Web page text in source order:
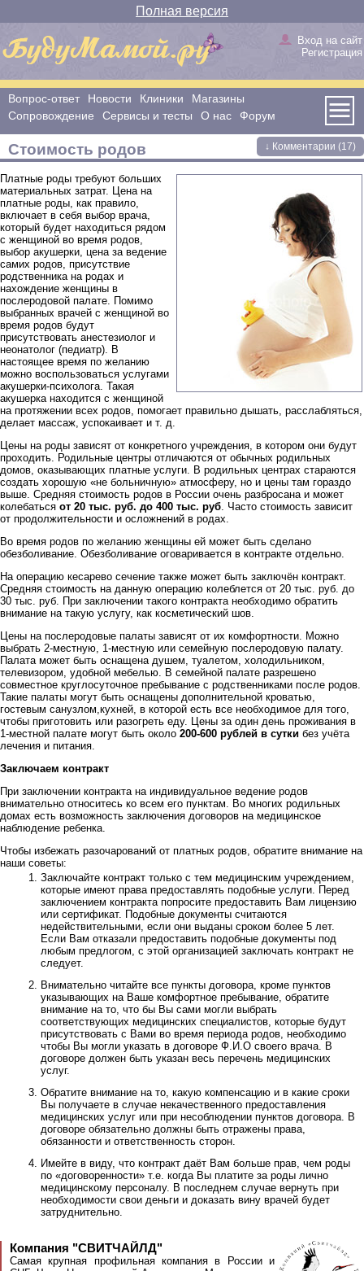
Полная версия
Вход на сайт
Регистрация
Вопрос-ответ Новости Клиники
Магазины
Сопровождение
Сервисы и тесты О нас Форум
↓ Комментарии (17)
Стоимость родов
Платные роды требуют больших
материальных затрат. Цена на
платные роды, как правило,
включает в себя выбор врача,
который будет находиться рядом
с женщиной во время родов,
выбор акушерки, цена за ведение
самих родов, присутствие
родственника на родах и
нахождение женщины в
послеродовой палате. Помимо
выбранных врачей с женщиной во
время родов будут
присутствовать анестезиолог и
неонатолог (педиатр). В
настоящее время по желанию
можно воспользоваться услугами
акушерки-психолога. Такая
акушерка находится с женщиной
на протяжении всех родов, помогает правильно дышать, расслабляться,
делает массаж, успокаивает и т. д.
Цены на роды зависят от конкретного учреждения, в котором они будут
проходить. Родильные центры отличаются от обычных родильных
домов, оказывающих платные услуги. В родильных центрах стараются
создать хорошую «не больничную» атмосферу, но и цены там гораздо
выше. Средняя стоимость родов в России очень разбросана и может
колебаться от 20 тыс. руб. до 400 тыс. руб. Часто стоимость зависит
от продолжительности и осложнений в родах.
Во время родов по желанию женщины ей может быть сделано
обезболивание. Обезболивание оговаривается в контракте отдельно.
На операцию кесарево сечение также может быть заключён контракт.
Средняя стоимость на данную операцию колеблется от 20 тыс. руб. до
30 тыс. руб. При заключении такого контракта необходимо обратить
внимание на такую услугу, как косметический шов.
Цены на послеродовые палаты зависят от их комфортности. Можно
выбрать 2-местную, 1-местную или семейную послеродовую палату.
Палата может быть оснащена душем, туалетом, холодильником,
телевизором, удобной мебелью. В семейной палате разрешено
совместное круглосуточное пребывание с родственниками после родов.
Такие палаты могут быть оснащены дополнительной кроватью,
гостевым санузлом,кухней, в которой есть все необходимое для того,
чтобы приготовить или разогреть еду. Цены за один день проживания в
1-местной палате могут быть около 200-600 рублей в сутки без учёта
лечения и питания.
Заключаем контракт
При заключении контракта на индивидуальное ведение родов
внимательно относитесь ко всем его пунктам. Во многих родильных
домах есть возможность заключения договоров на медицинское
наблюдение ребенка.
Чтобы избежать разочарований от платных родов, обратите внимание на
наши советы:
Заключайте контракт только с тем медицинским учреждением,
которые имеют права предоставлять подобные услуги. Перед
заключением контракта попросите предоставить Вам лицензию
или сертификат. Подобные документы считаются
недействительными, если они выданы сроком более 5 лет.
Если Вам отказали предоставить подобные документы под
любым предлогом, с этой организацией заключать контракт не
следует.
Внимательно читайте все пункты договора, кроме пунктов
указывающих на Ваше комфортное пребывание, обратите
внимание на то, что бы Вы сами могли выбрать
соответствующих медицинских специалистов, которые будут
присутствовать с Вами во время периода родов, необходимо
чтобы Вы могли указать в договоре Ф.И.О своего врача. В
договоре должен быть указан весь перечень медицинских
услуг.
Обратите внимание на то, какую компенсацию и в какие сроки
Вы получаете в случае некачественного предоставления
медицинских услуг или при несоблюдении пунктов договора. В
договоре обязательно должны быть отражены права,
обязанности и ответственность сторон.
Имейте в виду, что контракт даёт Вам больше прав, чем роды
по «договоренности» т.е. когда Вы платите за роды лично
медицинскому персоналу. В последнем случае вернуть при
необходимости свои деньги и доказать вину врачей будет
затруднительно.
Компания "СВИТЧАЙЛД"
Самая крупная профильная компания в России и